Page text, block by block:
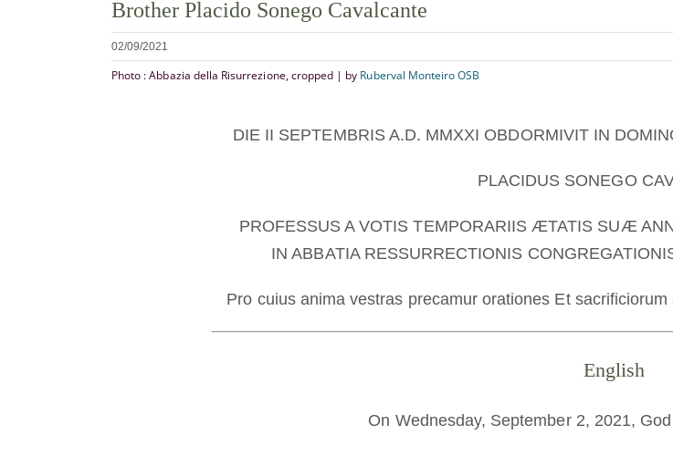
immagine
più
grande
Brother Placido Sonego Cavalcante
02/09/2021
Photo : Abbazia della Risurrezione, cropped | by Ruberval Monteiro OSB
DIE II SEPTEMBRIS A.D. MMXXI OBDORMIVIT IN
PLACIDUS SONEGO
PROFESSUS A VOTIS TEMPORARIIS ÆTATIS SUÆ
IN ABBATIA RESSURRECTIONIS
Pro cuius anima vestras precamur orationes Et
English
On Wednesday, September 2, 2021,